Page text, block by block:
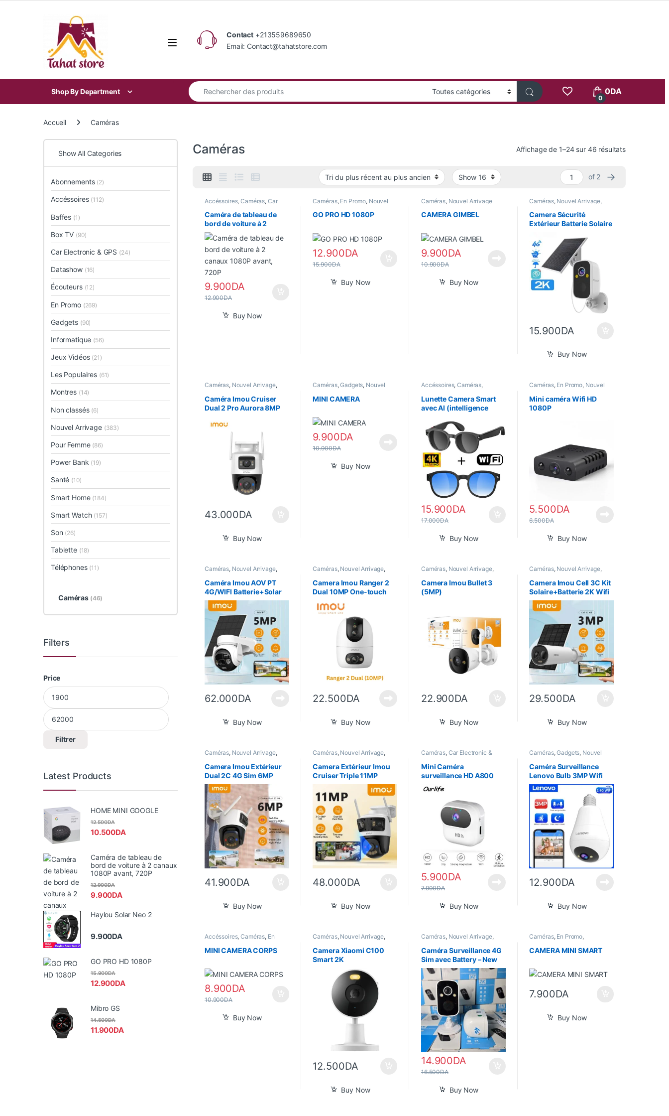
Contact +213559689650
Email: Contact@tahatstore.com
Shop By Department
Search for:
0
0DA
Accueil Caméras
Caméras Affichage de 1–24 sur 46 résultatsTrié du plus
of 2 →
Accéssoires,Caméras, Car
Gadgets,Nouvel Arrivage,
Smart Home
Caméra de tableau de
bord de voiture à 2
canaux 1080P avant,
720P
9.900DA
12.900DA
Buy Now
Caméras, En Promo, Nouvel
GO PRO HD 1080P
12.900DA
15.900DA
Buy Now
Caméras, Nouvel Arrivage
CAMERA GIMBEL
9.900DA
10.900DA
Buy Now
Caméras, Nouvel Arrivage,
Camera Sécurité
Extérieur Batterie Solaire
15.900DA
Buy Now
Caméras, Nouvel Arrivage,
Caméra Imou Cruiser
Dual 2 Pro Aurora 8MP
43.000DA
Buy Now
Caméras,Gadgets, Nouvel
MINI CAMERA
9.900DA
10.900DA
Buy Now
Accéssoires,Caméras,
Arrivage, Son
Lunette Camera Smart
avec AI (intelligence
15.900DA
17.000DA
Buy Now
Caméras, En Promo, Nouvel
Mini caméra Wifi HD
1080P
5.500DA
6.500DA
Buy Now
Caméras, Nouvel Arrivage,
Caméra Imou AOV PT
4G/WIFI Batterie+Solar
62.000DA
Buy Now
Caméras, Nouvel Arrivage,
Camera Imou Ranger 2
Dual 10MP One-touch
22.500DA
Buy Now
Caméras, Nouvel Arrivage,
Camera Imou Bullet 3
(5MP)
22.900DA
Buy Now
Caméras, Nouvel Arrivage,
Camera Imou Cell 3C Kit
Solaire+Batterie 2K Wifi
29.500DA
Buy Now
Caméras, Nouvel Arrivage,
Camera Imou Extérieur
Dual 2C 4G Sim 6MP
41.900DA
Buy Now
Caméras, Nouvel Arrivage,
Camera Extérieur Imou
Cruiser Triple 11MP
48.000DA
Buy Now
Caméras, Car Electronic &
Arrivage,Smart Home
Mini Caméra
surveillance HD A800
Wifi avec Batterie
5.900DA
7.900DA
Buy Now
Caméras,Gadgets, Nouvel
Smart Home
Caméra Surveillance
Lenovo Bulb 3MP Wifi
12.900DA
Buy Now
Accéssoires,Caméras, En
Nouvel Arrivage,Son
MINI CAMERA CORPS
8.900DA
10.900DA
Buy Now
Caméras, Nouvel Arrivage,
Camera Xiaomi C100
Smart 2K
12.500DA
Buy Now
Caméras, Nouvel Arrivage,
Caméra Surveillance 4G
Sim avec Battery – New
14.900DA
16.500DA
Buy Now
Caméras, En Promo,
Son
CAMERA MINI SMART
7.900DA
Buy Now
Show All Categories
Abonnements (2)
Accéssoires (112)
Baffes (1)
Box TV (90)
Car Electronic & GPS (24)
Datashow (16)
Écouteurs (12)
En Promo (269)
Gadgets (90)
Informatique (56)
Jeux Vidéos (21)
Les Populaires (61)
Montres (14)
Non classés (6)
Nouvel Arrivage (383)
Pour Femme (86)
Power Bank (19)
Santé (10)
Smart Home (184)
Smart Watch (157)
Son (26)
Tablette (18)
Téléphones (11)
Caméras (46)
Filters
Price
Prix min
Prix max
Filtrer
Latest Products
HOME MINI GOOGLE
10.500DA
12.500DA
Caméra de tableau de
bord de voiture à 2 canaux
1080P avant, 720P
9.900DA
12.900DA
Haylou Solar Neo 2
9.900DA
GO PRO HD 1080P
12.900DA
15.900DA
Mibro GS
11.900DA
14.500DA